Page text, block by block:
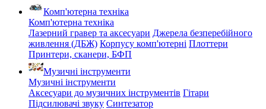
Комп'ютерна техніка
Комп'ютерна техніка
Лазерний гравер та аксесуари Джерела безперебійного
живлення (ДБЖ) Корпусу комп'ютерні Плоттери
Принтери, сканери, БФП
Музичні інструменти
Музичні інструменти
Аксесуари до музичних інструментів Гітари
Підсилювачі звуку Синтезатор